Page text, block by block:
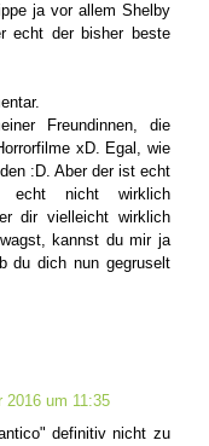
ja vor allem Shelby
echt der bisher beste
Freundinnen, die
xD. Egal, wie
:D. Aber der ist echt
nicht wirklich
dir vielleicht wirklich
kannst du mir ja
du dich nun gegruselt
2016 um 11:35
definitiv nicht zu